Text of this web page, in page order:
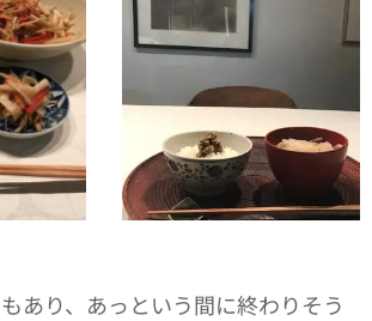
あり、あっという間に終わりそう